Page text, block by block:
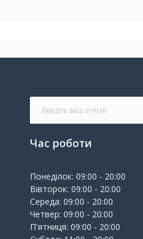
Час роботи
Понеділок: 09:00 - 20:00
Вівторок: 09:00 - 20:00
Середа: 09:00 - 20:00
Четвер: 09:00 - 20:00
П'ятниця: 09:00 - 20:00